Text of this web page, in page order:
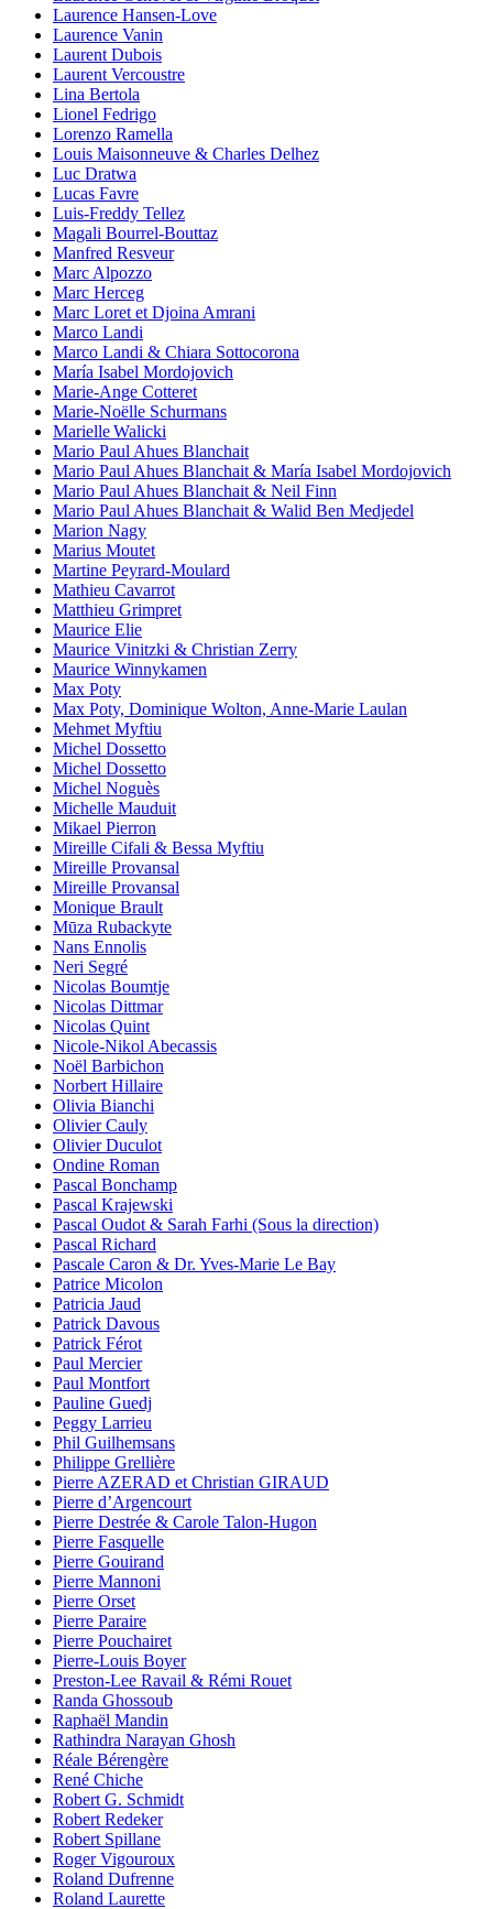
Laurence Hansen-Love
Laurence Vanin
Laurent Dubois
Laurent Vercoustre
Lina Bertola
Lionel Fedrigo
Lorenzo Ramella
Louis Maisonneuve & Charles Delhez
Luc Dratwa
Lucas Favre
Luis-Freddy Tellez
Magali Bourrel-Bouttaz
Manfred Resveur
Marc Alpozzo
Marc Herceg
Marc Loret et Djoina Amrani
Marco Landi
Marco Landi & Chiara Sottocorona
María Isabel Mordojovich
Marie-Ange Cotteret
Marie-Noëlle Schurmans
Marielle Walicki
Mario Paul Ahues Blanchait
Mario Paul Ahues Blanchait & María Isabel Mordojovich
Mario Paul Ahues Blanchait & Neil Finn
Mario Paul Ahues Blanchait & Walid Ben Medjedel
Marion Nagy
Marius Moutet
Martine Peyrard-Moulard
Mathieu Cavarrot
Matthieu Grimpret
Maurice Elie
Maurice Vinitzki & Christian Zerry
Maurice Winnykamen
Max Poty
Max Poty, Dominique Wolton, Anne-Marie Laulan
Mehmet Myftiu
Michel Dossetto
Michel Dossetto
Michel Noguès
Michelle Mauduit
Mikael Pierron
Mireille Cifali & Bessa Myftiu
Mireille Provansal
Mireille Provansal
Monique Brault
Mūza Rubackyte
Nans Ennolis
Neri Segré
Nicolas Boumtje
Nicolas Dittmar
Nicolas Quint
Nicole-Nikol Abecassis
Noël Barbichon
Norbert Hillaire
Olivia Bianchi
Olivier Cauly
Olivier Duculot
Ondine Roman
Pascal Bonchamp
Pascal Krajewski
Pascal Oudot & Sarah Farhi (Sous la direction)
Pascal Richard
Pascale Caron & Dr. Yves-Marie Le Bay
Patrice Micolon
Patricia Jaud
Patrick Davous
Patrick Férot
Paul Mercier
Paul Montfort
Pauline Guedj
Peggy Larrieu
Phil Guilhemsans
Philippe Grellière
Pierre AZERAD et Christian GIRAUD
Pierre d’Argencourt
Pierre Destrée & Carole Talon-Hugon
Pierre Fasquelle
Pierre Gouirand
Pierre Mannoni
Pierre Orset
Pierre Paraire
Pierre Pouchairet
Pierre-Louis Boyer
Preston-Lee Ravail & Rémi Rouet
Randa Ghossoub
Raphaël Mandin
Rathindra Narayan Ghosh
Réale Bérengère
René Chiche
Robert G. Schmidt
Robert Redeker
Robert Spillane
Roger Vigouroux
Roland Dufrenne
Roland Laurette